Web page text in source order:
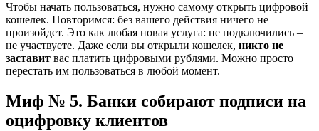
Чтобы начать пользоваться, нужно самому открыть цифровой
кошелек. Повторимся: без вашего действия ничего не
произойдет. Это как любая новая услуга: не подключились –
не участвуете. Даже если вы открыли кошелек, никто не
заставит вас платить цифровыми рублями. Можно просто
перестать им пользоваться в любой момент.
Миф № 5. Банки собирают подписи на
оцифровку клиентов